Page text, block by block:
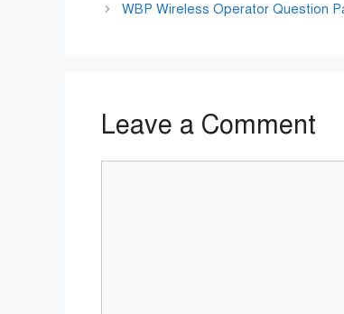
WBP Wireless Operator Question
Leave a Comment